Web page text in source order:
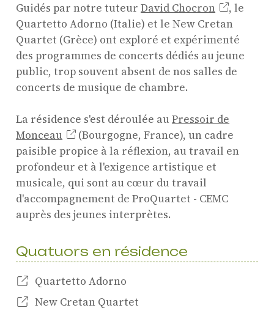
Guidés par notre tuteur David Chocron
, le
Quartetto Adorno (Italie) et le New Cretan
Quartet (Grèce) ont exploré et expérimenté
des programmes de concerts dédiés au jeune
public, trop souvent absent de nos salles de
concerts de musique de chambre.
La résidence s'est déroulée auPressoir de
Monceau
(Bourgogne, France), un cadre
paisible propice à la réflexion, au travail en
profondeur et à l'exigence artistique et
musicale, qui sont au cœur du travail
d'accompagnement de ProQuartet - CEMC
auprès des jeunes interprètes.
Quatuors en résidence
Quartetto Adorno
New Cretan Quartet